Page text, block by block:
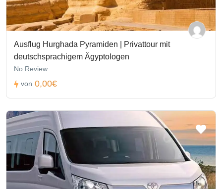
Ausflug Hurghada Pyramiden | Privattour mit
deutschsprachigem Ägyptologen
No Review
von 0,00€